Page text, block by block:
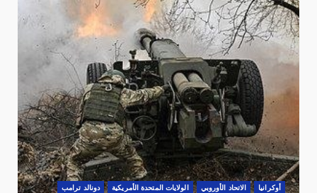
أوكرانيا الاتحاد الأوروبي الولايات المتحدة الأمريكية
دونالد ترامب